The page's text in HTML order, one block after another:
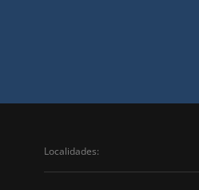
Localidades: